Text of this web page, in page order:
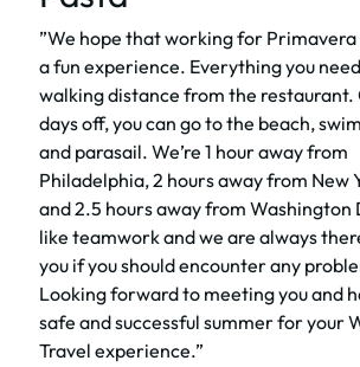
”We hope that working for Primavera
a fun experience. Everything you
walking distance from the restaurant.
days off, you can go to the beach,
and parasail. We’re 1 hour away from
Philadelphia, 2 hours away from New
and 2.5 hours away from Washington
like teamwork and we are always
you if you should encounter any
Looking forward to meeting you and
safe and successful summer for your
Travel experience.”